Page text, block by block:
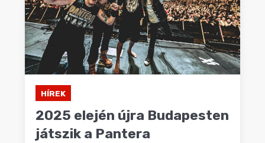
HÍREK
2025 elején újra Budapesten
játszik a Pantera